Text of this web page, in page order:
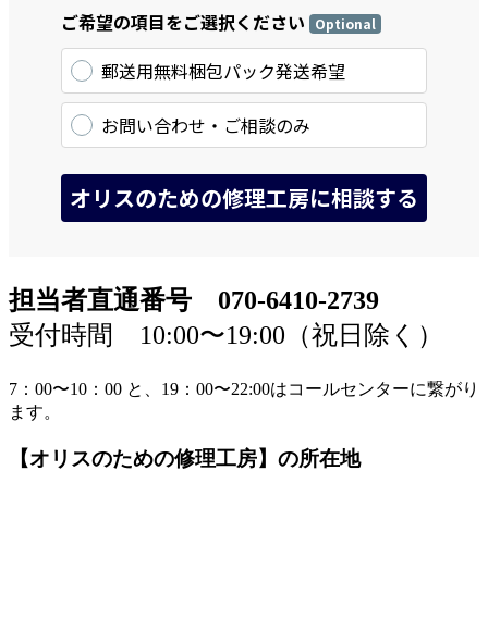
担当者直通番号 070-6410-2739
受付時間 10:00〜19:00（祝日除く）
7：00〜10：00 と、19：00〜22:00はコールセンターに繋がり
ます。
【オリスのための修理工房】の所在地